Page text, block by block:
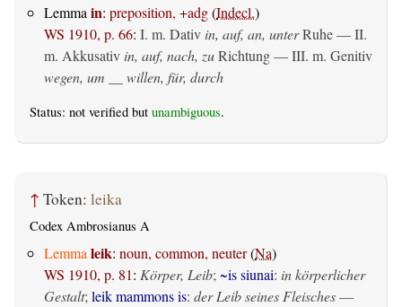
Lemma in: preposition, +adg(Indecl.)
WS 1910, p. 66: I. m. Dativ in, auf, an, unterRuhe — II.
m. Akkusativ in, auf, nach, zuRichtung — III. m. Genitiv
wegen, um __ willen, für, durch
Status: not verified but unambiguous.
↑ Token: leika
Codex Ambrosianus A
Lemma leik: noun, common, neuter(Na)
WS 1910, p. 81: Körper, Leib; ~is siunai: in körperlicher
Gestalt; leik mammons is: der Leib seines Fleisches—